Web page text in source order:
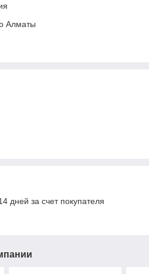
Алматы
дней за счет покупателя